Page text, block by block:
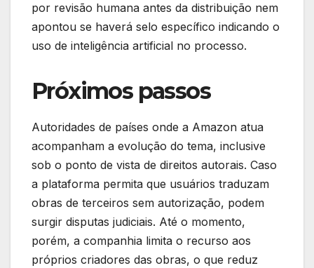
por revisão humana antes da distribuição nem
apontou se haverá selo específico indicando o
uso de inteligência artificial no processo.
Próximos passos
Autoridades de países onde a Amazon atua
acompanham a evolução do tema, inclusive
sob o ponto de vista de direitos autorais. Caso
a plataforma permita que usuários traduzam
obras de terceiros sem autorização, podem
surgir disputas judiciais. Até o momento,
porém, a companhia limita o recurso aos
próprios criadores das obras, o que reduz